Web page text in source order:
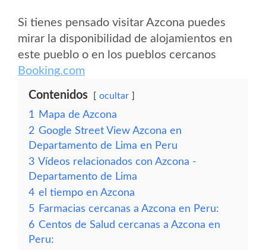
Si tienes pensado visitar Azcona puedes
mirar la disponibilidad de alojamientos en
este pueblo o en los pueblos cercanos
Booking.com
Contenidos ocultar
1
Mapa de Azcona
2 Google Street View Azcona en
Departamento de Lima en Peru
3 Vídeos relacionados con Azcona -
Departamento de Lima
4 el tiempo en Azcona
5 Farmacias cercanas a Azcona en Peru:
6 Centos de Salud cercanas a Azcona en
Peru: